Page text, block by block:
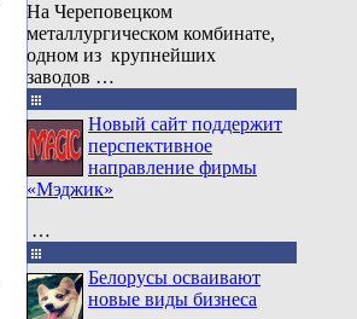
На Череповецком
металлургическом комбинате,
одном из крупнейших
заводов …
Новый сайт поддержит
перспективное
направление фирмы
«Мэджик»
…
Белорусы осваивают
новые виды бизнеса